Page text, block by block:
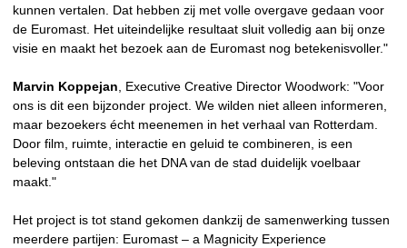
kunnen vertalen. Dat hebben zij met volle overgave gedaan voor
de Euromast. Het uiteindelijke resultaat sluit volledig aan bij onze
visie en maakt het bezoek aan de Euromast nog betekenisvoller."
Marvin Koppejan , Executive Creative Director Woodwork: "Voor
ons is dit een bijzonder project. We wilden niet alleen informeren,
maar bezoekers écht meenemen in het verhaal van Rotterdam.
Door film, ruimte, interactie en geluid te combineren, is een
beleving ontstaan die het DNA van de stad duidelijk voelbaar
maakt."
Het project is tot stand gekomen dankzij de samenwerking tussen
meerdere partijen: Euromast – a Magnicity Experience